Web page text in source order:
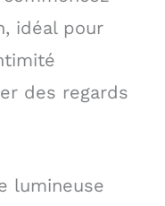
idéal pour
des regards
lumineuse